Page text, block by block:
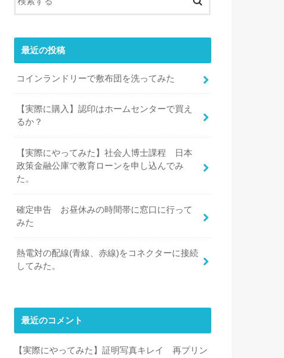
最近の投稿
コインランドリーで敷布団を洗ってみた
【実際に購入】認印はホームセンターで買え
るか？
【実際にやってみた】社会人博士課程 日本
政策金融公庫で教育ローンを申し込んでみ
た。
確定申告 お昼休みの時間帯に窓口に行って
みた
熱電対の配線(青線、赤線)をコネクターに接続
してみた。
最近のコメント
【実際にやってみた】証明写真キレイ 再プリン